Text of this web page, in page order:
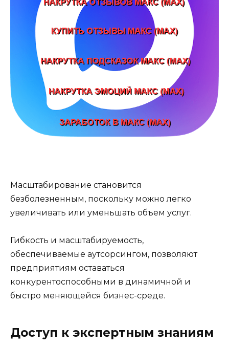
Масштабирование становится
безболезненным, поскольку можно легко
увеличивать или уменьшать объем услуг.
Гибкость и масштабируемость,
обеспечиваемые аутсорсингом, позволяют
предприятиям оставаться
конкурентоспособными в динамичной и
быстро меняющейся бизнес-среде.
Доступ к экспертным знаниям